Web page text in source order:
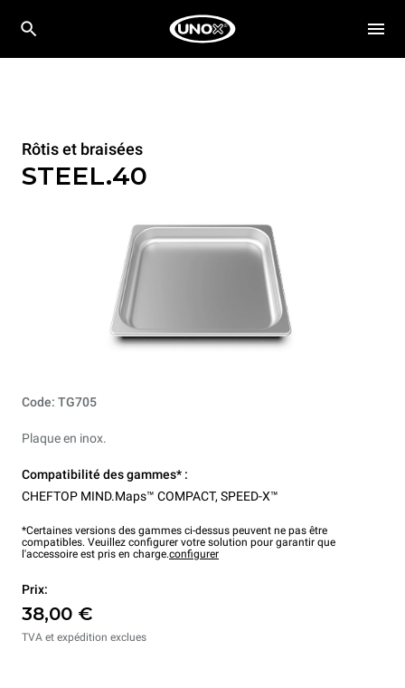
Rôtis et braisées
STEEL.40
Code: TG705
Plaque en inox.
Compatibilité des gammes* :
CHEFTOP MIND.Maps™ COMPACT, SPEED-X™
*Certaines versions des gammes ci-dessus peuvent ne pas être
compatibles. Veuillez configurer votre solution pour garantir que
l'accessoire est pris en charge.configurer
Prix:
38,00 €
TVA et expédition exclues